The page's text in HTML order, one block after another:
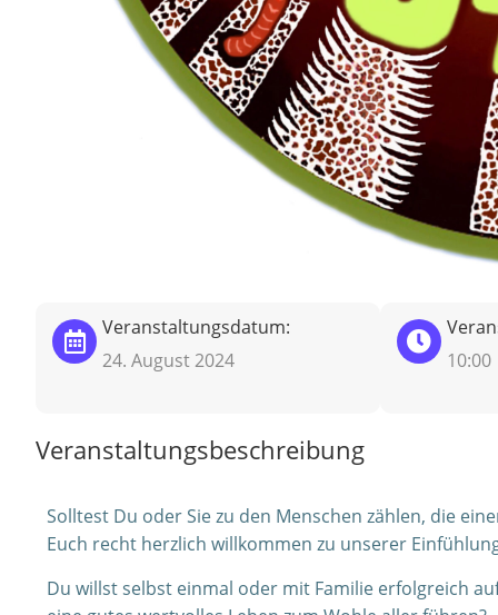
Veranstaltungsdatum:
24. August 2024
10:00
Veranstaltungsbeschreibung
Solltest Du oder Sie zu den Menschen zählen, die
Euch recht herzlich willkommen zu unserer
Du willst selbst einmal oder mit Familie erfolgreich